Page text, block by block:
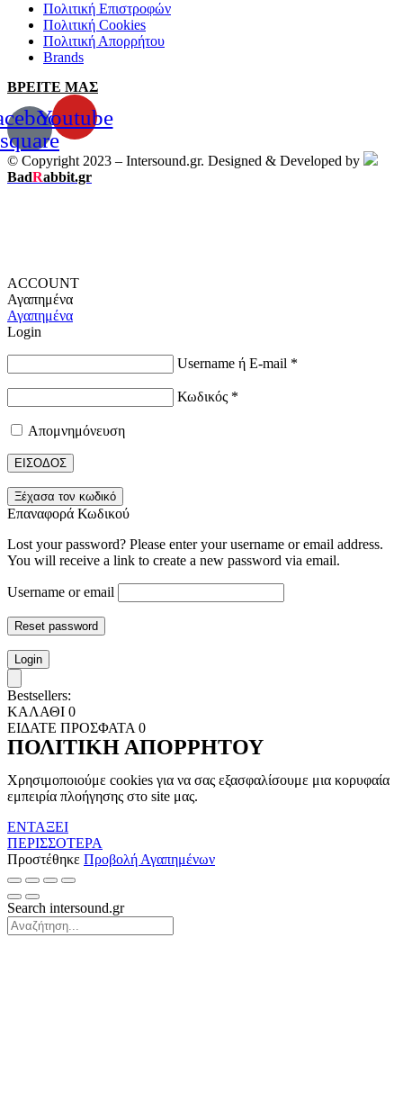
Πολιτική Επιστροφών
Πολιτική Cookies
Πολιτική Απορρήτου
Brands
ΒΡΕΙΤΕ ΜΑΣ
square
Youtube
© Copyright 2023 – Intersound.gr. Designed & Developed by
BadRabbit.gr
ACCOUNT
Αγαπημένα
Αγαπημένα
Login
Username ή E-mail *
Κωδικός *
Απομνημόνευση
ΕΙΣΟΔΟΣ
Ξέχασα τον κωδικό
Επαναφορά Κωδικού
Lost your password? Please enter your username or email address.
You will receive a link to create a new password via email.
Username or email
Reset password
Login
Bestsellers:
ΚΑΛΑΘΙ 0
ΕΙΔΑΤΕ ΠΡΟΣΦΑΤΑ 0
ΠΟΛΙΤΙΚΗ ΑΠΟΡΡΗΤΟΥ
Χρησιμοποιούμε cookies για να σας εξασφαλίσουμε μια κορυφαία
εμπειρία πλοήγησης στο site μας.
ΕΝΤΑΞΕΙ
ΠΕΡΙΣΣΟΤΕΡΑ
Προστέθηκε Προβολή Αγαπημένων
Search intersound.gr